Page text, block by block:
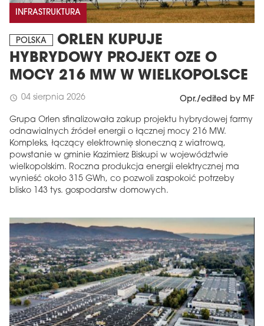
INFRASTRUKTURA
POLSKA
ORLEN KUPUJE
HYBRYDOWY PROJEKT OZE O
MOCY 216 MW W WIELKOPOLSCE
schedule 04 sierpnia 2026 Opr./edited by MF
Grupa Orlen sfinalizowała zakup projektu hybrydowej farmy
odnawialnych źródeł energii o łącznej mocy 216 MW.
Kompleks, łączący elektrownię słoneczną z wiatrową,
powstanie w gminie Kazimierz Biskupi w województwie
wielkopolskim. Roczna produkcja energii elektrycznej ma
wynieść około 315 GWh, co pozwoli zaspokoić potrzeby
blisko 143 tys. gospodarstw domowych.